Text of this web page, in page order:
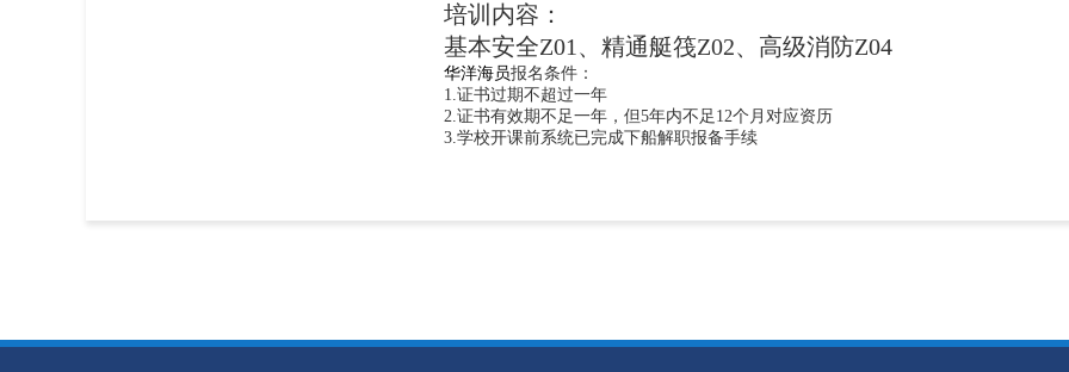
培训内容：
基本安全Z01、精通艇筏Z02、高级消防Z04
华洋海员报名条件：
1.证书过期不超过一年
2.证书有效期不足一年，但5年内不足12个月对应资历
3.学校开课前系统已完成下船解职报备手续